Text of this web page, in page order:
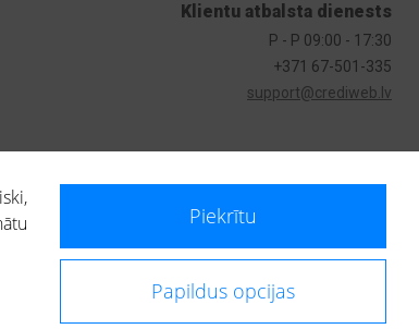
Klientu atbalsta dienests
P - P 09:00 - 17:30
+371 67-501-335
support@crediweb.lv
portālā saņemto informāciju, ir atbildīgs par fizisko
Piekrītu
Papildus opcijas